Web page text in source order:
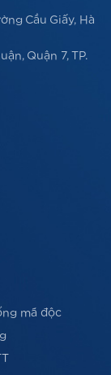
Cầu Giấy, Hà
Quận 7, TP.
mã độc